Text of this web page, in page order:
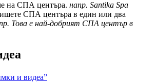
на СПА центъра. напр. Santika Spa
СПА центъра в един или два
Това е най-добрият СПА център в
и видеа”